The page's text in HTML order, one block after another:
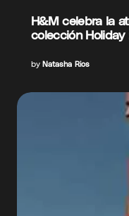
H&M celebra la
colección
by Natasha Rios